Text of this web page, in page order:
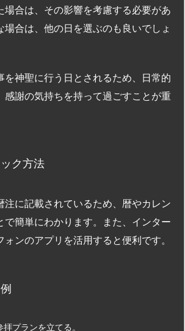
場合は、その影響を考慮する必要があ
場合は、他の日を選ぶのも良いでしょ
を神聖に行う日とされるため、日常的
感謝の気持ちを持って過ごすことが重
ク方法
注に記載されているため、暦やカレン
で簡単にわかります。また、インター
ンのアプリを活用すると便利です。
プランを立てる。